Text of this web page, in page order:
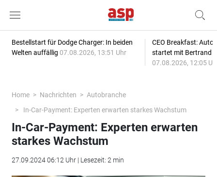
Bestellstart für Dodge Charger: In beiden
Welten auffällig 07.08.2026, 13:51 Uhr
CEO Breakfast:
startet mit Bertrand
07.08.2026, 12:05
Home Nachrichten
Autobranche
In-Car-Payment: Experten erwarten starkes Wachstum
In-Car-Payment: Experten erwarten
starkes Wachstum
27.09.2024 06:12 Uhr | Lesezeit: 2 min